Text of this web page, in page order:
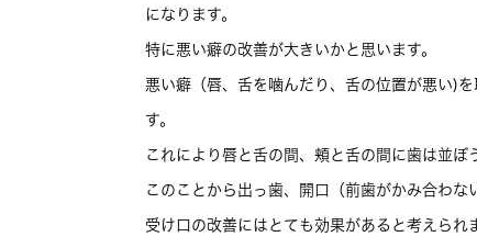
になります。
特に悪い癖の改善が大きいかと思います。
悪い癖（唇、舌を噛んだり、舌の位置が悪い)
す。
これにより唇と舌の間、頬と舌の間に歯は並ぼ
このことから出っ歯、開口（前歯がかみ合わな
受け口の改善にはとても効果があると考えられ